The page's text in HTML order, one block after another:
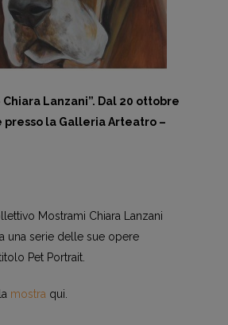
Lanzani”. Dal 20 ottobre
presso la Galleria Arteatro –
Mostrami Chiara Lanzani
una serie delle sue opere
Pet Portrait.
mostraqui.